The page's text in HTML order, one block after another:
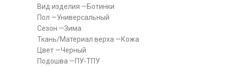
Вид изделия —Ботинки
Пол —Универсальный
Сезон —Зима
Ткань/Материал верха —Кожа
Цвет —Черный
Подошва —ПУ-ТПУ